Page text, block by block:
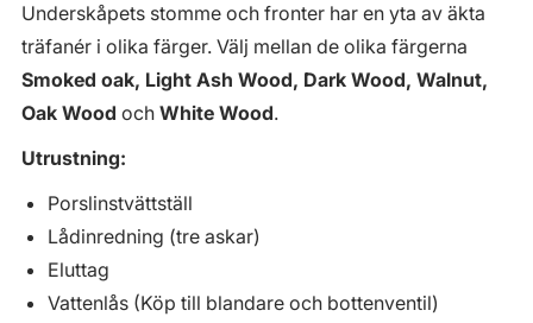
Underskåpets stomme och fronter har en yta av äkta
träfanér i olika färger. Välj mellan de olika färgerna
Smoked oak, Light Ash Wood, Dark Wood, Walnut,
Oak Wood och White Wood.
Utrustning:
Porslinstvättställ
Lådinredning (tre askar)
Eluttag
Vattenlås (Köp till blandare och bottenventil)